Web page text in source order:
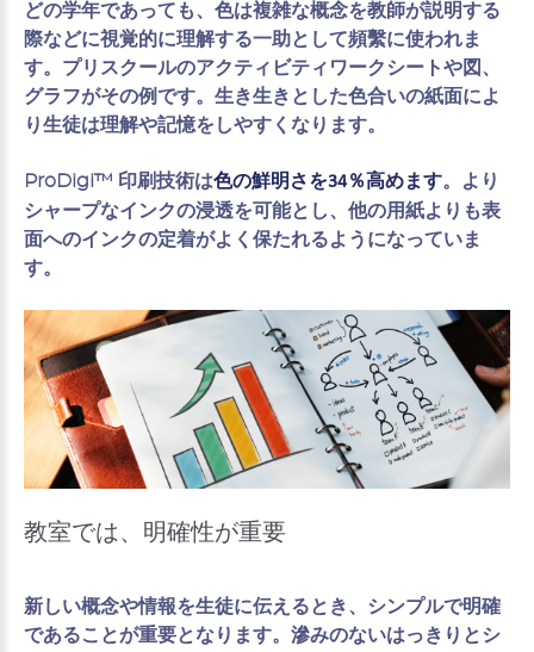
どの学年であっても、色は複雑な概念を教師が説明する
際などに視覚的に理解する一助として頻繫に使われま
す。プリスクールのアクティビティワークシートや図、
グラフがその例です。生き生きとした色合いの紙面によ
り生徒は理解や記憶をしやすくなります。
ProDigi™ 印刷技術は色の鮮明さを34％高めます。より
シャープなインクの浸透を可能とし、他の用紙よりも表
面へのインクの定着がよく保たれるようになっていま
す。
教室では、明確性が重要
新しい概念や情報を生徒に伝えるとき、シンプルで明確
であることが重要となります。滲みのないはっきりとシ